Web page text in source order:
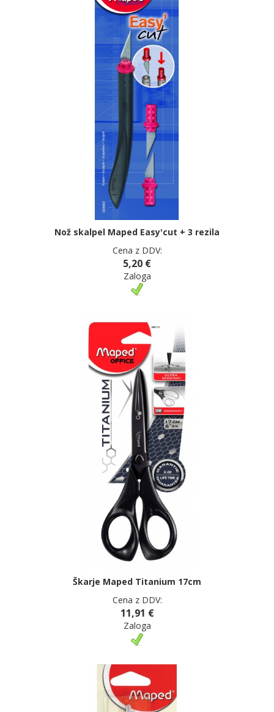
Nož skalpel Maped Easy'cut + 3 rezila
Cena z DDV:
5,20 €
Zaloga
Škarje Maped Titanium 17cm
Cena z DDV:
11,91 €
Zaloga